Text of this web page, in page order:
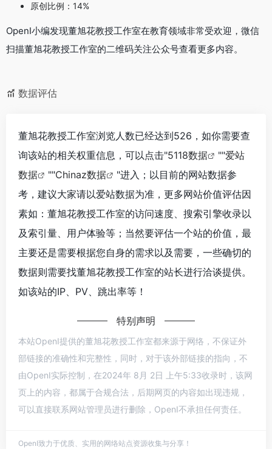
原创比例：14%
OpenI小编发现董旭花教授工作室在教育领域非常受欢迎，微信
扫描董旭花教授工作室的二维码关注公众号查看更多内容。
数据评估
董旭花教授工作室浏览人数已经达到526，如你需要查
询该站的相关权重信息，可以点击"5118数据 ""爱站
数据
""Chinaz数据
"进入；以目前的网站数据参
考，建议大家请以爱站数据为准，更多网站价值评估因
素如：董旭花教授工作室的访问速度、搜索引擎收录以
及索引量、用户体验等；当然要评估一个站的价值，最
主要还是需要根据您自身的需求以及需要，一些确切的
数据则需要找董旭花教授工作室的站长进行洽谈提供。
如该站的IP、PV、跳出率等！
特别声明
本站OpenI提供的董旭花教授工作室都来源于网络，不保证外
部链接的准确性和完整性，同时，对于该外部链接的指向，不
由OpenI实际控制，在2024年 8月 2日 上午5:33收录时，该网
页上的内容，都属于合规合法，后期网页的内容如出现违规，
可以直接联系网站管理员进行删除，OpenI不承担任何责任。
OpenI致力于优质、实用的网络站点资源收集与分享！